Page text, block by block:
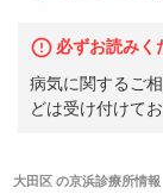
必ずお読みく
病気に関するご
どは受け付けてお
大田区 の京浜診療所情報